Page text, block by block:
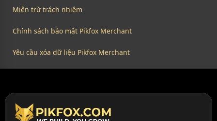
Miễn trừ trách nhiệm
Chính sách bảo mật Pikfox Merchant
Yêu cầu xóa dữ liệu Pikfox Merchant